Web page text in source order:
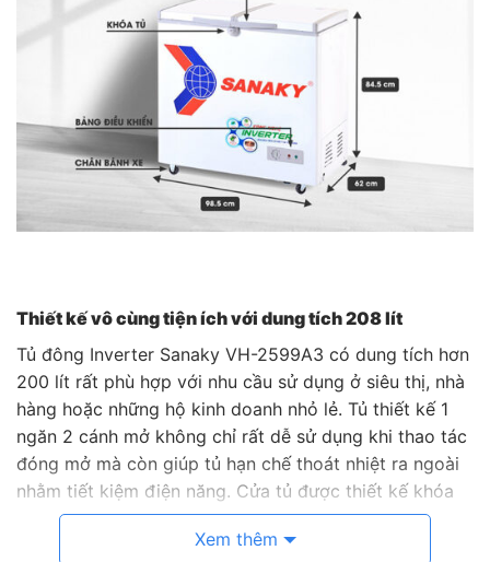
Thiết kế vô cùng tiện ích với dung tích 208 lít
Tủ đông Inverter Sanaky VH-2599A3 có dung tích hơn
200 lít rất phù hợp với nhu cầu sử dụng ở siêu thị, nhà
hàng hoặc những hộ kinh doanh nhỏ lẻ. Tủ thiết kế 1
ngăn 2 cánh mở không chỉ rất dễ sử dụng khi thao tác
đóng mở mà còn giúp tủ hạn chế thoát nhiệt ra ngoài
nhằm tiết kiệm điện năng. Cửa tủ được thiết kế khóa
nhằm tăng tính an toàn khi sử dụng trong gia đình có
Xem thêm